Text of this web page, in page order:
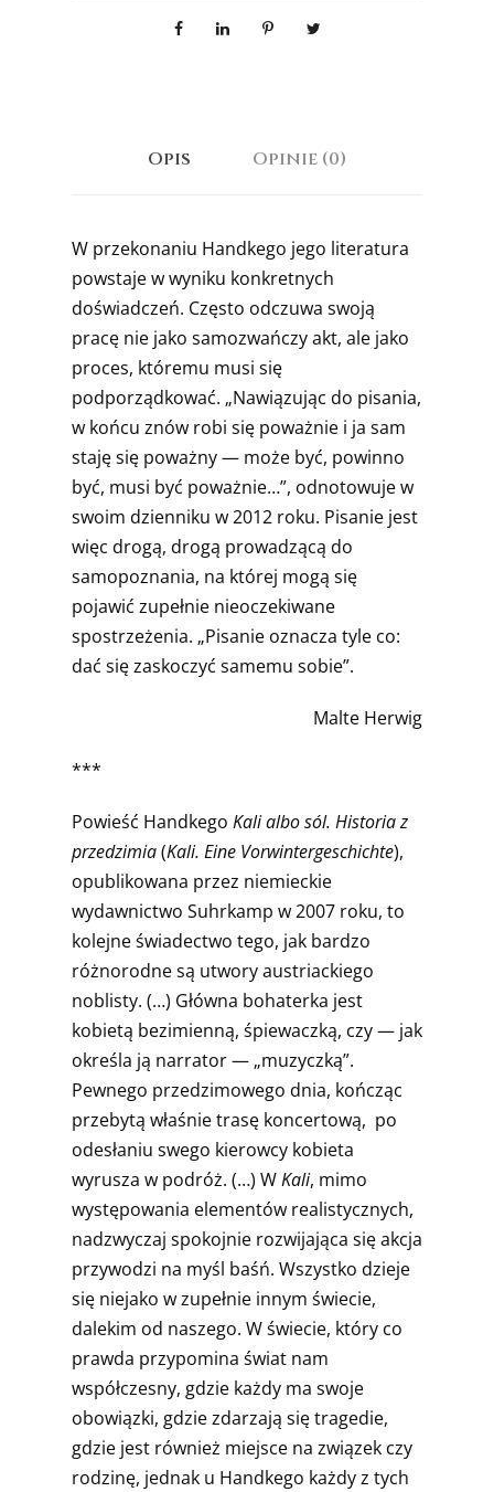
Opis Opinie (0)
W przekonaniu Handkego jego literatura
powstaje w wyniku konkretnych
doświadczeń. Często odczuwa swoją
pracę nie jako samozwańczy akt, ale jako
proces, któremu musi się
podporządkować. „Nawiązując do pisania,
w końcu znów robi się poważnie i ja sam
staję się poważny — może być, powinno
być, musi być poważnie…”, odnotowuje w
swoim dzienniku w 2012 roku. Pisanie jest
więc drogą, drogą prowadzącą do
samopoznania, na której mogą się
pojawić zupełnie nieoczekiwane
spostrzeżenia. „Pisanie oznacza tyle co:
dać się zaskoczyć samemu sobie”.
Malte Herwig
***
Powieść Handkego Kali albo sól. Historia z
przedzimia(Kali. Eine Vorwintergeschichte),
opublikowana przez niemieckie
wydawnictwo Suhrkamp w 2007 roku, to
kolejne świadectwo tego, jak bardzo
różnorodne są utwory austriackiego
noblisty. (…) Główna bohaterka jest
kobietą bezimienną, śpiewaczką, czy — jak
określa ją narrator — „muzyczką”.
Pewnego przedzimowego dnia, kończąc
przebytą właśnie trasę koncertową, po
odesłaniu swego kierowcy kobieta
wyrusza w podróż. (…) WKali, mimo
występowania elementów realistycznych,
nadzwyczaj spokojnie rozwijająca się akcja
przywodzi na myśl baśń. Wszystko dzieje
się niejako w zupełnie innym świecie,
dalekim od naszego. W świecie, który co
prawda przypomina świat nam
współczesny, gdzie każdy ma swoje
obowiązki, gdzie zdarzają się tragedie,
gdzie jest również miejsce na związek czy
rodzinę, jednak u Handkego każdy z tych